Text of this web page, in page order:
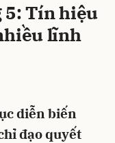
5: Tín hiệu
lĩnh
diễn biến
đạo quyết
Hủy